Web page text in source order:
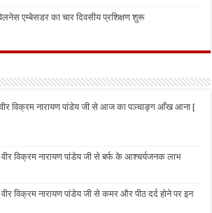
एम्बेसडर का चार दिवसीय प्रशिक्षण शुरू
विक्रम नारायण पांडेय जी से आज का पञ्चाङ्ग आँख आना [
विक्रम नारायण पांडेय जी से बर्फ के आश्चर्यजनक लाभ
विक्रम नारायण पांडेय जी से कमर और पीठ दर्द होने पर इन